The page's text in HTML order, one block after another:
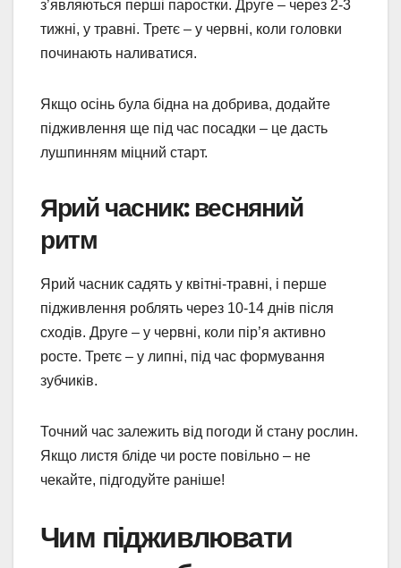
з’являються перші паростки. Друге – через 2-3
тижні, у травні. Третє – у червні, коли головки
починають наливатися.
Якщо осінь була бідна на добрива, додайте
підживлення ще під час посадки – це дасть
лушпинням міцний старт.
Ярий часник: весняний
ритм
Ярий часник садять у квітні-травні, і перше
підживлення роблять через 10-14 днів після
сходів. Друге – у червні, коли пір’я активно
росте. Третє – у липні, під час формування
зубчиків.
Точний час залежить від погоди й стану рослин.
Якщо листя бліде чи росте повільно – не
чекайте, підгодуйте раніше!
Чим підживлювати